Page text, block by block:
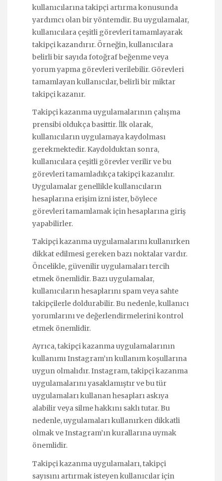
kullanıcılarına takipçi artırma konusunda
yardımcı olan bir yöntemdir. Bu uygulamalar,
kullanıcılara çeşitli görevleri tamamlayarak
takipçi kazandırır. Örneğin, kullanıcılara
belirli bir sayıda fotoğraf beğenme veya
yorum yapma görevleri verilebilir. Görevleri
tamamlayan kullanıcılar, belirli bir miktar
takipçi kazanır.
Takipçi kazanma uygulamalarının çalışma
prensibi oldukça basittir. İlk olarak,
kullanıcıların uygulamaya kaydolması
gerekmektedir. Kaydolduktan sonra,
kullanıcılara çeşitli görevler verilir ve bu
görevleri tamamladıkça takipçi kazanılır.
Uygulamalar genellikle kullanıcıların
hesaplarına erişim izni ister, böylece
görevleri tamamlamak için hesaplarına giriş
yapabilirler.
Takipçi kazanma uygulamalarını kullanırken
dikkat edilmesi gereken bazı noktalar vardır.
Öncelikle, güvenilir uygulamaları tercih
etmek önemlidir. Bazı uygulamalar,
kullanıcıların hesaplarını spam veya sahte
takipçilerle doldurabilir. Bu nedenle, kullanıcı
yorumlarını ve değerlendirmelerini kontrol
etmek önemlidir.
Ayrıca, takipçi kazanma uygulamalarının
kullanımı Instagram’ın kullanım koşullarına
uygun olmalıdır. Instagram, takipçi kazanma
uygulamalarını yasaklamıştır ve bu tür
uygulamaları kullanan hesapları askıya
alabilir veya silme hakkını saklı tutar. Bu
nedenle, uygulamaları kullanırken dikkatli
olmak ve Instagram’ın kurallarına uymak
önemlidir.
Takipçi kazanma uygulamaları, takipçi
sayısını artırmak isteyen kullanıcılar için